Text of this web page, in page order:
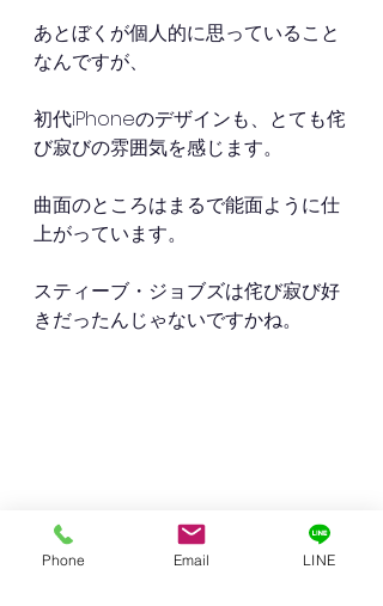
あとぼくが個人的に思っていること
なんですが、
初代iPhoneのデザインも、とても侘
び寂びの雰囲気を感じます。
曲面のところはまるで能面ように仕
上がっています。
スティーブ・ジョブズは侘び寂び好
きだったんじゃないですかね。
Phone Email LINE